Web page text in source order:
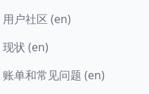
用户社区 (en)
现状 (en)
账单和常见问题 (en)